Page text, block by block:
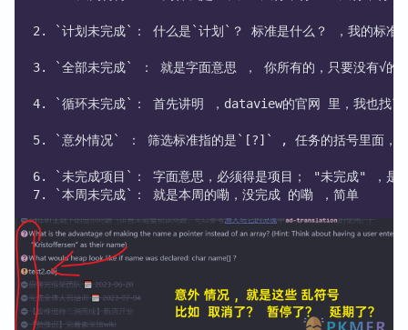
2. `计划未完成`： 什么是`计划`？ 标准是什么？ ，我的标准
3. `全部未完成` ： 就是字面意思 ， 你所有的，只要没有√的
4. `循环未完成`： 首先讲明 ，dataview的官网 里，我也找了
5. `意外情况` ： 筛选标准指的是`[?]` , 任务的括号里面，有
6. `未完成项目`： 字面意思，必须得是项目； "未完成" ，是
7. `本周未完成`： 就是本周的嘞，没完成 的嘞 ，简单